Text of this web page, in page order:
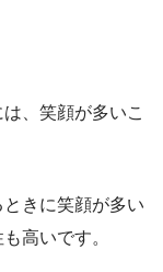
、笑顔が多いこ
きに笑顔が多い
高いです。